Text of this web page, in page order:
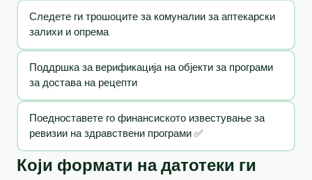
Следете ги трошоците за комуналии за аптекарски
залихи и опрема
Поддршка за верификација на објекти за програми
за достава на рецепти
Поедноставете го финансиското известување за
ревизии на здравствени програми ✅
Који формати на датотеки ги